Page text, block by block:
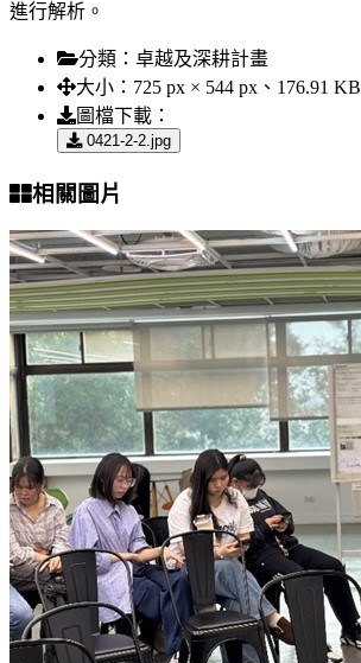
進行解析。
分類： 卓越及深耕計畫
大小： 725 px × 544 px、176.91 KB
圖檔下載：
0421-2-2.jpg
相關圖片